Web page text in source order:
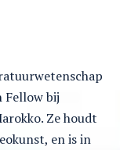
Fellow bij
Ze houdt
en is in